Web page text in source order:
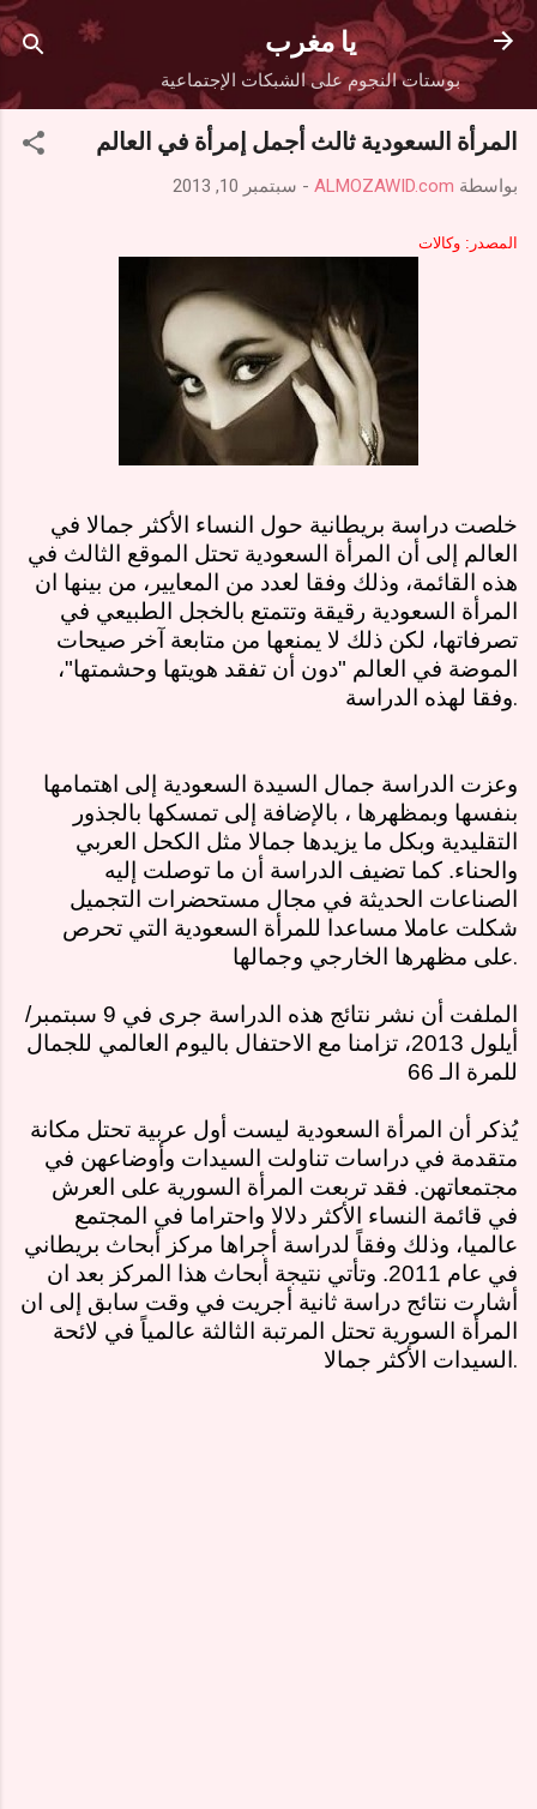
التخطي إلى المحتوى الرئيسي
يا مغرب
بوستات النجوم على الشبكات الإجتماعية
المرأة السعودية ثالث أجمل إمرأة في العالم
بواسطة ALMOZAWID.com
- سبتمبر 10, 2013
المصدر: وكالات
خلصت دراسة بريطانية حول النساء الأكثر جمالا في
العالم إلى أن المرأة السعودية تحتل الموقع الثالث في
هذه القائمة، وذلك وفقا لعدد من المعايير، من بينها ان
المرأة السعودية رقيقة وتتمتع بالخجل الطبيعي في
تصرفاتها، لكن ذلك لا يمنعها من متابعة آخر صيحات
الموضة في العالم "دون أن تفقد هويتها وحشمتها"،
وفقا لهذه الدراسة.
وعزت الدراسة جمال السيدة السعودية إلى اهتمامها
بنفسها وبمظهرها ، بالإضافة إلى تمسكها بالجذور
التقليدية وبكل ما يزيدها جمالا مثل الكحل العربي
والحناء. كما تضيف الدراسة أن ما توصلت إليه
الصناعات الحديثة في مجال مستحضرات التجميل
شكلت عاملا مساعدا للمرأة السعودية التي تحرص
على مظهرها الخارجي وجمالها.
الملفت أن نشر نتائج هذه الدراسة جرى في 9 سبتمبر/
أيلول 2013، تزامنا مع الاحتفال باليوم العالمي للجمال
للمرة الـ 66
يُذكر أن المرأة السعودية ليست أول عربية تحتل مكانة
متقدمة في دراسات تناولت السيدات وأوضاعهن في
مجتمعاتهن. فقد تربعت المرأة السورية على العرش
في قائمة النساء الأكثر دلالا واحتراما في المجتمع
عالميا، وذلك وفقاً لدراسة أجراها مركز أبحاث بريطاني
في عام 2011. وتأتي نتيجة أبحاث هذا المركز بعد ان
أشارت نتائج دراسة ثانية أجريت في وقت سابق إلى ان
المرأة السورية تحتل المرتبة الثالثة عالمياً في لائحة
السيدات الأكثر جمالا.